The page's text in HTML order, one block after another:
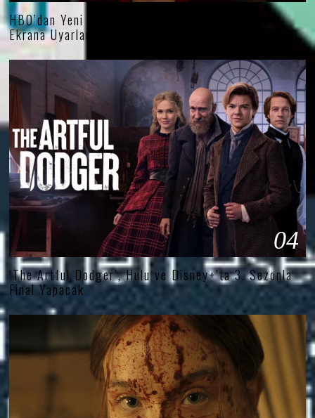
HBO’dan Yeni Mini Dizi: Louise Woodward Davası
Ekrana Uyarlanıyor
04
‘The Artful Dodger’, Hulu ve Disney+’ta 3. Sezonla
Final Yapacak